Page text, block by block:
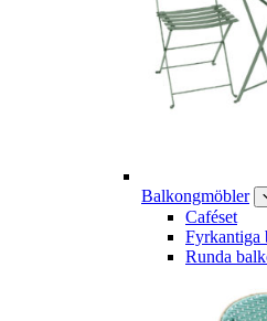
Balkongmöbler
Caféset
Fyrkantiga
Runda